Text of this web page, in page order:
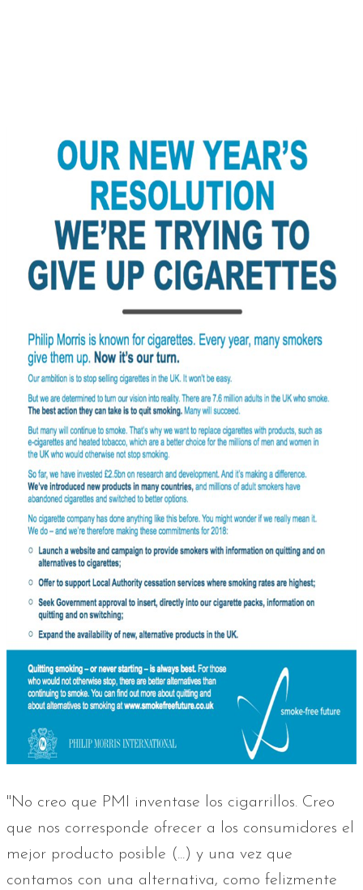
"No creo que PMI inventase los cigarrillos. Creo
que nos corresponde ofrecer a los consumidores el
mejor producto posible (...) y una vez que
contamos con una alternativa, como felizmente